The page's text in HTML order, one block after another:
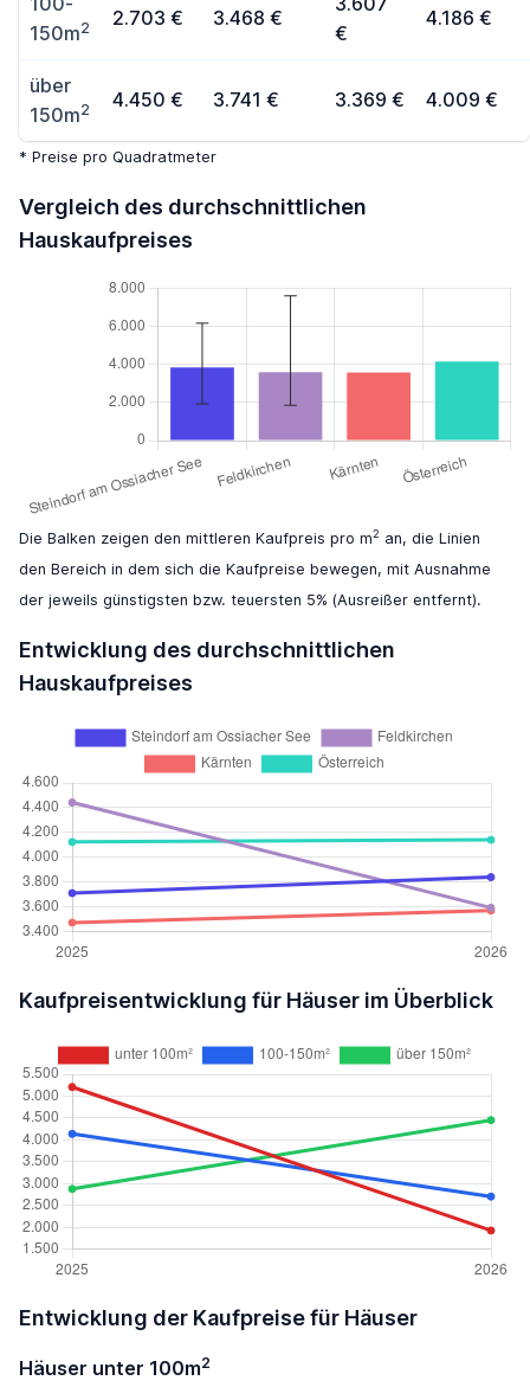
150m2 2.703 € 3.468 €
€
4.186 €
über
150m2 4.450 € 3.741 € 3.369 € 4.009 €
* Preise pro Quadratmeter
Vergleich des durchschnittlichen
Hauskaufpreises
Die Balken zeigen den mittleren Kaufpreis pro m2 an, die Linien
den Bereich in dem sich die Kaufpreise bewegen, mit Ausnahme
der jeweils günstigsten bzw. teuersten 5% (Ausreißer entfernt).
Entwicklung des durchschnittlichen
Hauskaufpreises
Kaufpreisentwicklung für Häuser im Überblick
Entwicklung der Kaufpreise für Häuser
Häuser unter 100m2